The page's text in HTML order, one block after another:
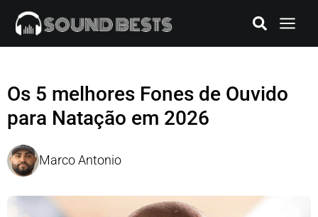
Os 5 melhores Fones de Ouvido
para Natação em 2026
Marco Antonio